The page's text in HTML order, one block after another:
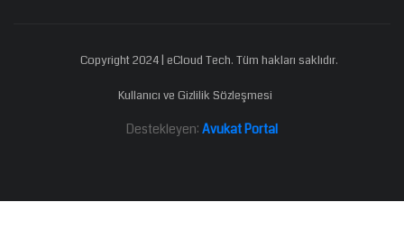
Copyright 2024 | eCloud Tech. Tüm hakları saklıdır.
Kullanıcı ve Gizlilik Sözleşmesi
Destekleyen: Avukat Portal